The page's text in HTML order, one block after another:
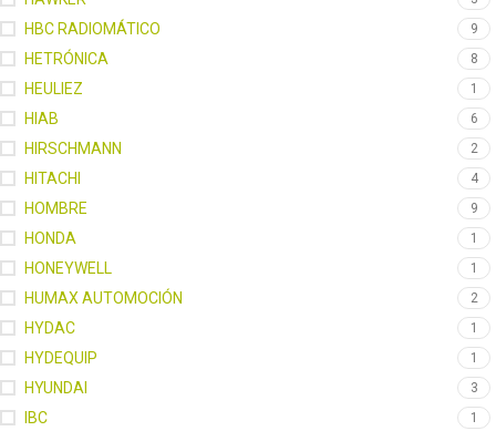
HBC RADIOMÁTICO 9
HETRÓNICA 8
HEULIEZ 1
HIAB 6
HIRSCHMANN 2
HITACHI 4
HOMBRE 9
HONDA 1
HONEYWELL 1
HUMAX AUTOMOCIÓN 2
HYDAC 1
HYDEQUIP 1
HYUNDAI 3
IBC 1